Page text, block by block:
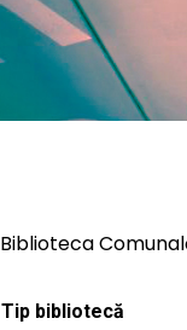
Biblioteca
Tip bibliotecă